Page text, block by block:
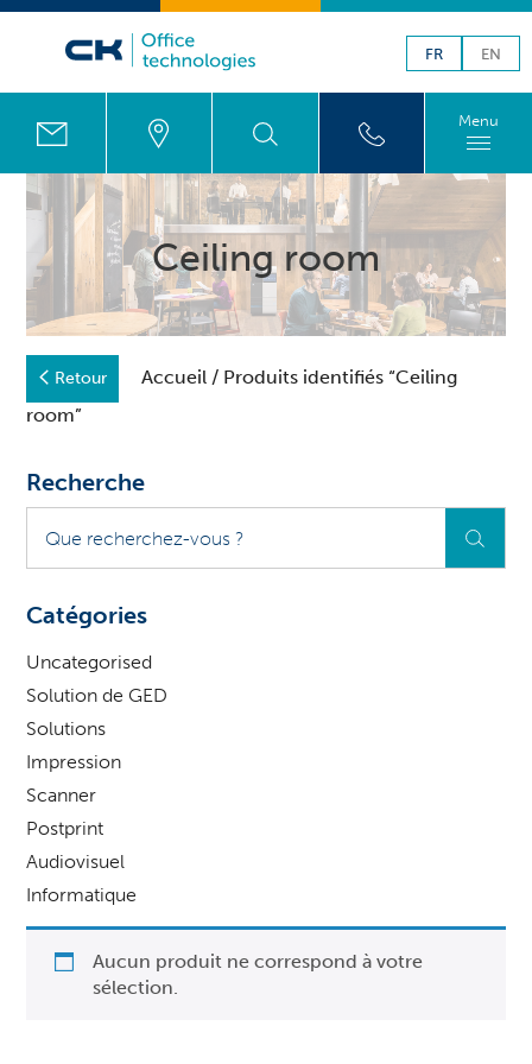
FR EN
Menu
Ceiling room
Retour Accueil / Produits identifiés “Ceiling
room”
Recherche
recherchez-
vous
Catégories
Uncategorised
Solution de GED
Solutions
Impression
Scanner
Postprint
Audiovisuel
Informatique
Aucun produit ne correspond à votre
sélection.